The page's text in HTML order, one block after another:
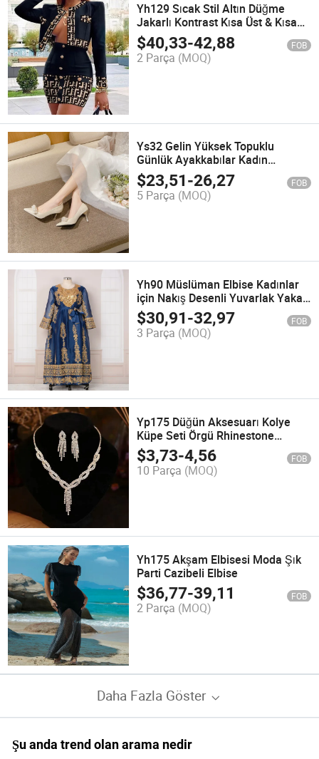
Yh129 Sıcak Stil Altın Düğme
Jakarlı Kontrast Kısa Üst & Kısa
Elbise
$40,33-42,88 FOB
2 Parça (MOQ)
Ys32 Gelin Yüksek Topuklu
Günlük Ayakkabılar Kadın
Ayakkabısı
$23,51-26,27 FOB
5 Parça (MOQ)
Yh90 Müslüman Elbise Kadınlar
için Nakış Desenli Yuvarlak Yaka
Geniş Salınan Uzun Elbise
$30,91-32,97 FOB
3 Parça (MOQ)
Yp175 Düğün Aksesuarı Kolye
Küpe Seti Örgü Rhinestone
Clavicle Kolyesi
$3,73-4,56 FOB
10 Parça (MOQ)
Yh175 Akşam Elbisesi Moda Şık
Parti Cazibeli Elbise
$36,77-39,11 FOB
2 Parça (MOQ)
Daha Fazla Göster
Şu anda trend olan arama nedir